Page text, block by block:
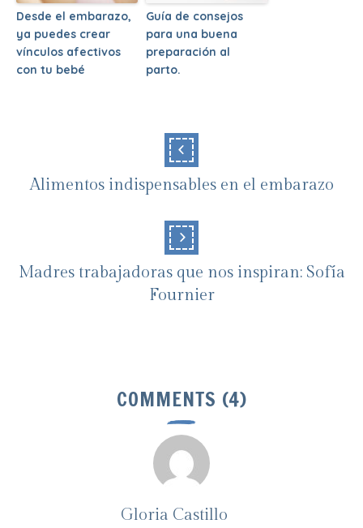
Desde el embarazo,
ya puedes crear
vínculos afectivos
con tu bebé
Guía de consejos
para una buena
preparación al
parto.
Alimentos indispensables en el embarazo
Madres trabajadoras que nos inspiran: Sofía
Fournier
COMMENTS (4)
Gloria Castillo